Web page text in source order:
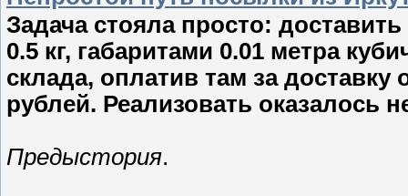
Задача стояла просто:
0.5 кг, габаритами 0.01 метра
склада, оплатив там за доставку
рублей. Реализовать оказалось
Предыстория.